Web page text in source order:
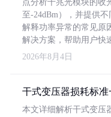
点分析千兆光模块的收
至-24dBm），并提供
解释功率异常的常见原
解决方案，帮助用户快
2026年8月4日
干式变压器损耗标
本文详细解析干式变压